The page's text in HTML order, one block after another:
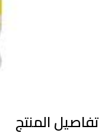
تفاصيل المنتج